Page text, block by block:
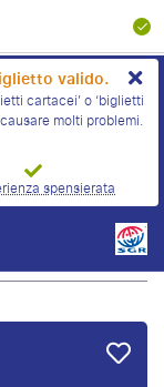
valido.
cartacei’ o ‘biglietti
molti problemi.
spensierata